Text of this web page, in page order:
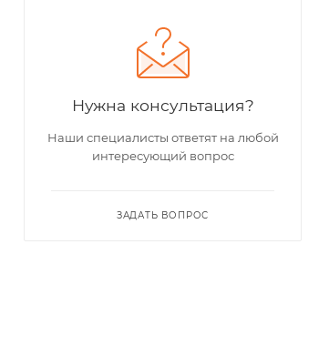
Нужна консультация?
Наши специалисты ответят на любой
интересующий вопрос
ЗАДАТЬ ВОПРОС